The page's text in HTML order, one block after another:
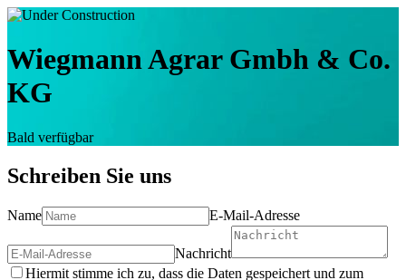
Wiegmann Agrar Gmbh & Co.
KG
Bald verfügbar
Schreiben Sie uns
Name E-Mail-Adresse
Nachricht
Hiermit stimme ich zu, dass die Daten gespeichert und zum